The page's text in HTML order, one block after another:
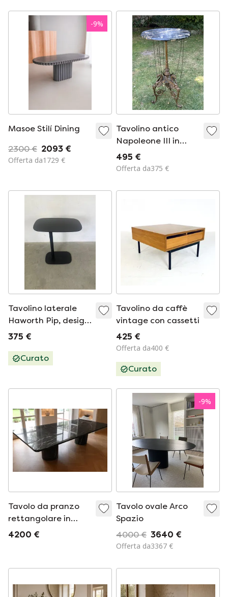
-9%
Masoe Stilí Dining
2300 € 2093 €
Offerta da1729 €
Tavolino antico
Napoleone III in
marmo Portoro
495 €
Offerta da375 €
Tavolino laterale
Haworth Pip, design
di Patricia Urquiola
375 €
Curato
Tavolino da caffè
vintage con cassetti
425 €
Offerta da400 €
Curato
Tavolo da pranzo
rettangolare in
marmo massiccio –
gambe cilindriche –
moderno,
4200 €
-9%
Tavolo ovale Arco
Spazio
4000 € 3640 €
Offerta da3367 €